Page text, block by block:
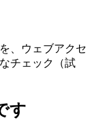
、ウェブアクセ
チェック（試
す